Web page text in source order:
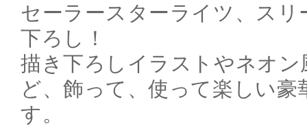
セーラースターライツ、ス
下ろし！
描き下ろしイラストやネオ
ど、飾って、使って楽しい
す。